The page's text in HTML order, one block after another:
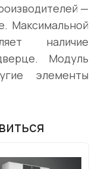
—
Максимальной
наличие
Модуль
элементы